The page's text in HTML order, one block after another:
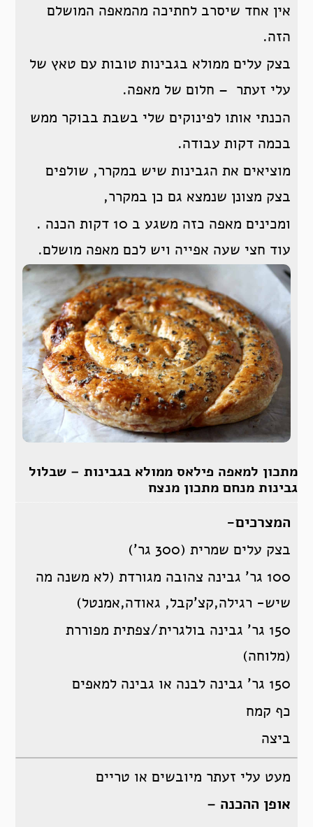
אין אחד שיסרב לחתיכה מהמאפה המושלם
הזה.
בצק עלים ממולא בגבינות טובות עם טאץ של
עלי זעתר – חלום של מאפה.
הכנתי אותו לפינוקים שלי בשבת בבוקר ממש
בכמה דקות עבודה.
מוציאים את הגבינות שיש במקרר, שולפים
בצק מצונן שנמצא גם כן במקרר,
ומכינים מאפה כזה משגע ב 10 דקות הכנה .
עוד חצי שעה אפייה ויש לכם מאפה מושלם.
מתכון למאפה פילאס ממולא בגבינות – שבלול
גבינות מנחם מתכון מנצח
המצרכים-
בצק עלים שמרית (300 גר’)
100 גר’ גבינה צהובה מגורדת (לא משנה מה
שיש- רגילה,קצ’קבל, גאודה,אמנטל)
150 גר’ גבינה בולגרית/צפתית מפוררת
(מלוחה)
150 גר’ גבינה לבנה או גבינה למאפים
כף קמח
ביצה
מעט עלי זעתר מיובשים או טריים
אופן ההכנה –